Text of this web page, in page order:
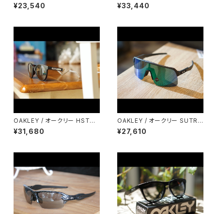
MAN R ピッチマンR 平野歩夢
メガネ 眼鏡 EYEWEAR
¥23,540
HAERA オリンピックモデル 限
定 パリ五輪 バイスフィエラ 202
¥33,440
OAKLEY / オークリー HSTN
METAL ハウストンメタル
¥31,680
OAKLEY / オークリー SUTRO
LITE スートロライト サングラス
メガネ
¥27,610